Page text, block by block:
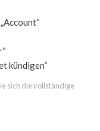
kündigen“
sich die vollständige